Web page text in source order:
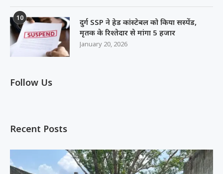
10
दुर्ग SSP ने हेड कांस्टेबल को किया सस्पेंड,
मृतक के रिश्तेदार से मांगा 5 हजार
January 20, 2026
Follow Us
Recent Posts